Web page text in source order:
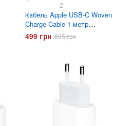
2
Кабель Apple USB-C Woven
Charge Cable 1 метр
(MQKJ3ZM/A)
499 грн 895 грн